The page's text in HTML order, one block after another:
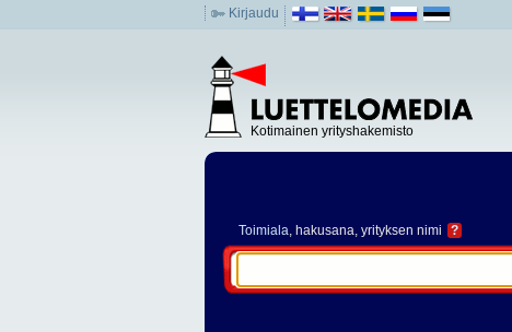
Kirjaudu
Kotimainen yrityshakemisto
Toimiala, hakusana, yrityksen nimi ?